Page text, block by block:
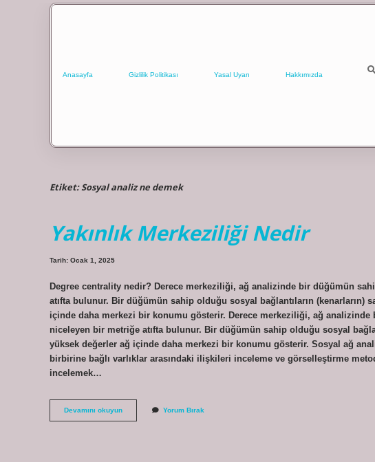
Anasayfa Gizlilik Politikası Yasal Uyarı Hakkımızda
Etiket:Sosyal analiz ne demek
Yakınlık Merkeziliği Nedir
Tarih: Ocak 1, 2025
Degree centrality nedir? Derece merkeziliği, ağ analizinde bir düğümün
atıfta bulunur. Bir düğümün sahip olduğu sosyal bağlantıların (kenarların)
içinde daha merkezi bir konumu gösterir. Derece merkeziliği, ağ analizinde
niceleyen bir metriğe atıfta bulunur. Bir düğümün sahip olduğu sosyal
yüksek değerler ağ içinde daha merkezi bir konumu gösterir. Sosyal ağ
birbirine bağlı varlıklar arasındaki ilişkileri inceleme ve görselleştirme
incelemek…
Devamını okuyunYakınlık
Merkeziliği
Yorum Bırak